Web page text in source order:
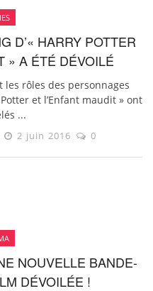
D’« HARRY POTTER
» A ÉTÉ DÉVOILÉ
rôles des personnages
et l’Enfant maudit » ont
...
2 juin 2016 0
NOUVELLE BANDE-
DÉVOILÉE !